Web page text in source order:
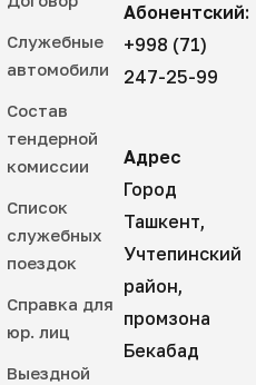
Служебные
автомобили
Состав
тендерной
комиссии
Список
служебных
поездок
Справка для
юр. лиц
Выездной
Абонентский:
+998 (71)
247-25-99
Адрес
Город
Ташкент,
Учтепинский
район,
промзона
Бекабад